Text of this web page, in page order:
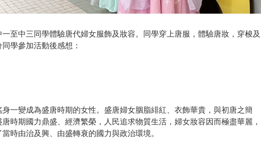
至中三同學體驗唐代婦女服飾及妝容。同學穿上唐服，體驗唐妝，穿梭及
學參加活動後感想：
一變成為盛唐時期的女性。盛唐婦女胭脂緋紅、衣飾華貴，與初唐之簡
時期國力鼎盛、經濟繁榮，人民追求物質生活，婦女妝容因而極盡華麗，
時由治及興、由盛轉衰的國力與政治環境。